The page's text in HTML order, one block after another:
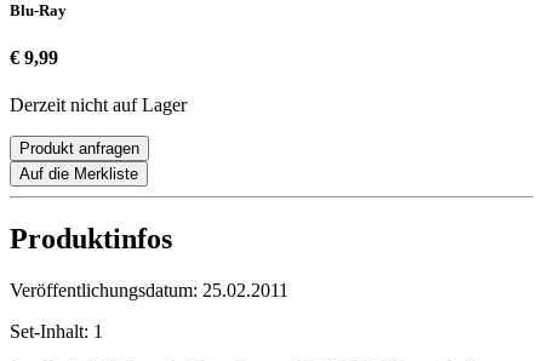
Blu-Ray
€ 9,99
Derzeit nicht auf Lager
Produkt anfragen
Auf die Merkliste
Produktinfos
Veröffentlichungsdatum: 25.02.2011
Set-Inhalt: 1